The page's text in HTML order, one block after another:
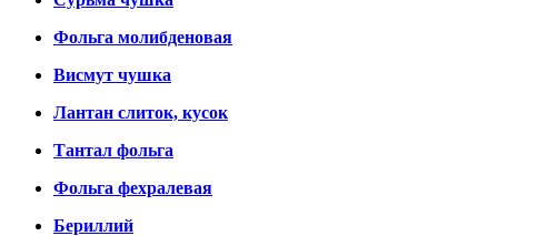
Фольга молибденовая
Висмут чушка
Лантан слиток, кусок
Тантал фольга
Фольга фехралевая
Бериллий